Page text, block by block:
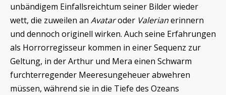
unbändigem Einfallsreichtum seiner Bilder wieder
wett, die zuweilen an Avataroder Valerianerinnern
und dennoch originell wirken. Auch seine Erfahrungen
als Horrorregisseur kommen in einer Sequenz zur
Geltung, in der Arthur und Mera einen Schwarm
furchterregender Meeresungeheuer abwehren
müssen, während sie in die Tiefe des Ozeans